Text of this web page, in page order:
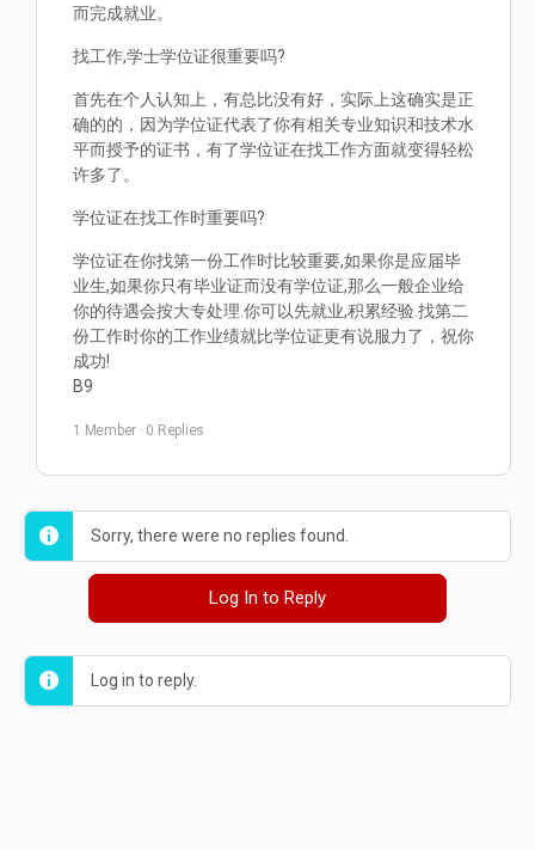
而完成就业。
找工作,学士学位证很重要吗?
首先在个人认知上，有总比没有好，实际上这确实是正
确的的，因为学位证代表了你有相关专业知识和技术水
平而授予的证书，有了学位证在找工作方面就变得轻松
许多了。
学位证在找工作时重要吗?
学位证在你找第一份工作时比较重要,如果你是应届毕
业生,如果你只有毕业证而没有学位证,那么一般企业给
你的待遇会按大专处理.你可以先就业,积累经验.找第二
份工作时你的工作业绩就比学位证更有说服力了，祝你
成功!
B9
1 Member · 0 Replies
Sorry, there were no replies found.
Log In to Reply
Log in to reply.